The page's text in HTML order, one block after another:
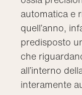
automatica e
quell’anno,
predisposto
che
all’interno
interamente